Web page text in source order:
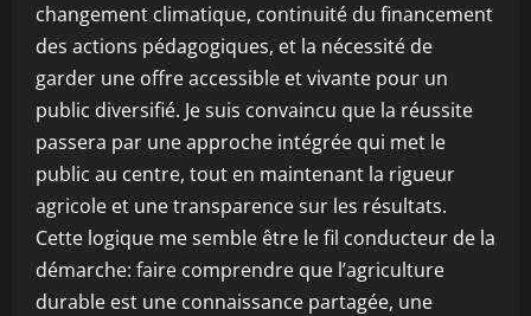
changement climatique, continuité du financement
des actions pédagogiques, et la nécessité de
garder une offre accessible et vivante pour un
public diversifié. Je suis convaincu que la réussite
passera par une approche intégrée qui met le
public au centre, tout en maintenant la rigueur
agricole et une transparence sur les résultats.
Cette logique me semble être le fil conducteur de la
démarche: faire comprendre que l’agriculture
durable est une connaissance partagée, une